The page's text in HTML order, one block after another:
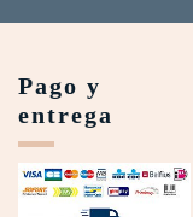
Pago y
entrega